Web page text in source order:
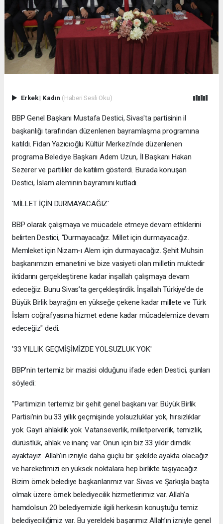
Erkek| Kadın (Haberi Sesli Oku)
BBP Genel Başkanı Mustafa Destici, Sivas'ta partisinin il
başkanlığı tarafından düzenlenen bayramlaşma programına
katıldı. Fidan Yazıcıoğlu Kültür Merkezi'nde düzenlenen
programa Belediye Başkanı Adem Uzun, İl Başkanı Hakan
Sezerer ve partililer de katılım gösterdi. Burada konuşan
Destici, İslam aleminin bayramını kutladı.
'MİLLET İÇİN DURMAYACAĞIZ'
BBP olarak çalışmaya ve mücadele etmeye devam ettiklerini
belirten Destici, "Durmayacağız. Millet için durmayacağız.
Memleket için Nizam-ı Alem için durmayacağız. Şehit Muhsin
başkanımızın emanetini ve bize vasiyeti olan milletin muktedir
iktidarını gerçekleştirene kadar inşallah çalışmaya devam
edeceğiz. Bunu Sivas’ta gerçekleştirdik. İnşallah Türkiye’de de
Büyük Birlik bayrağını en yükseğe çekene kadar millete ve Türk
İslam coğrafyasına hizmet edene kadar mücadelemize devam
edeceğiz" dedi.
'33 YILLIK GEÇMİŞİMİZDE YOLSUZLUK YOK'
BBP'nin tertemiz bir mazisi olduğunu ifade eden Destici, şunları
söyledi:
"Partimizin tertemiz bir şehit genel başkanı var. Büyük Birlik
Partisi’nin bu 33 yıllık geçmişinde yolsuzluklar yok, hırsızlıklar
yok. Gayri ahlakilik yok. Vatanseverlik, milletperverlik, temizlik,
dürüstlük, ahlak ve inanç var. Onun için biz 33 yıldır dimdik
ayaktayız. Allah’ın izniyle daha güçlü bir şekilde ayakta olacağız
ve hareketimizi en yüksek noktalara hep birlikte taşıyacağız.
Bizim örnek belediye başkanlarımız var. Sivas ve Şarkışla başta
olmak üzere örnek belediyecilik hizmetlerimiz var. Allah’a
hamdolsun 20 belediyemizle ilgili herkesin konuştuğu temiz
belediyeciliğimiz var. Bu yereldeki başarımız Allah’ın izniyle genel